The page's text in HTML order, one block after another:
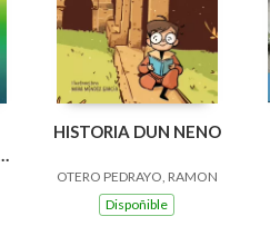
HISTORIA DUN NENO
OTERO PEDRAYO, RAMON
Dispoñible